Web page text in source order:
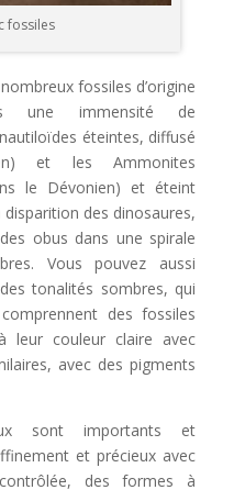
fossiles
fossiles d’origine
une immensité de
éteintes, diffusé
et les Ammonites
le Dévonien) et éteint
des dinosaures,
obus dans une spirale
Vous pouvez aussi
tonalités sombres, qui
des fossiles
leur couleur claire avec
avec des pigments
sont importants et
et précieux avec
des formes à